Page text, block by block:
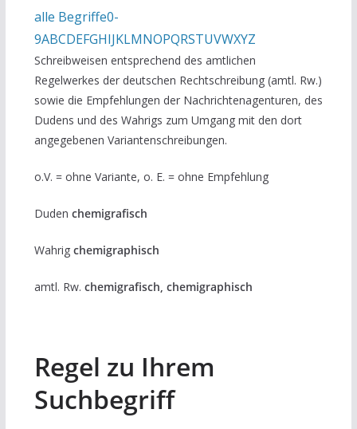
alle Begriffe0-
9ABCDEFGHIJKLMNOPQRSTUVWXYZ
Schreibweisen entsprechend des amtlichen
Regelwerkes der deutschen Rechtschreibung (amtl. Rw.)
sowie die Empfehlungen der Nachrichtenagenturen, des
Dudens und des Wahrigs zum Umgang mit den dort
angegebenen Variantenschreibungen.
o.V. = ohne Variante, o. E. = ohne Empfehlung
Duden chemigrafisch
Wahrig chemigraphisch
amtl. Rw. chemigrafisch, chemigraphisch
Regel zu Ihrem
Suchbegriff